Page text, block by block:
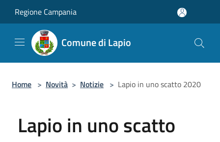
Regione Campania
Comune di Lapio
Home > Novità > Notizie > Lapio in uno scatto 2020
Lapio in uno scatto